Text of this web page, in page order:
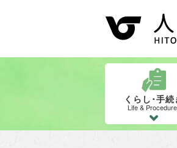
くらし･手続
Life &